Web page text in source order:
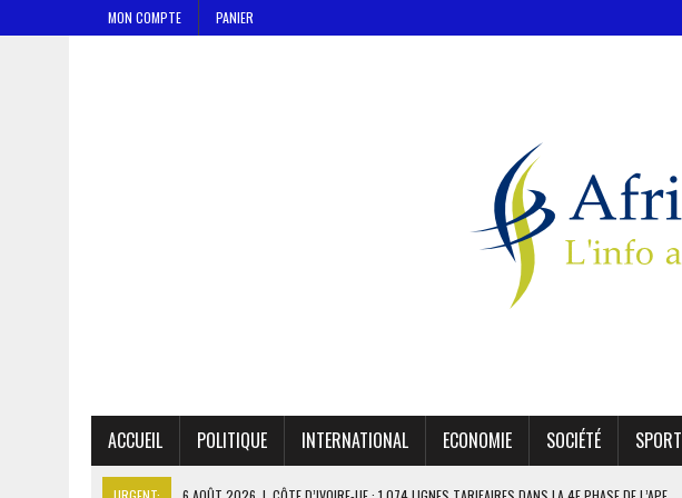
MON COMPTE PANIER
ACCUEIL POLITIQUE INTERNATIONAL ECONOMIE SOCIÉTÉ SPORT